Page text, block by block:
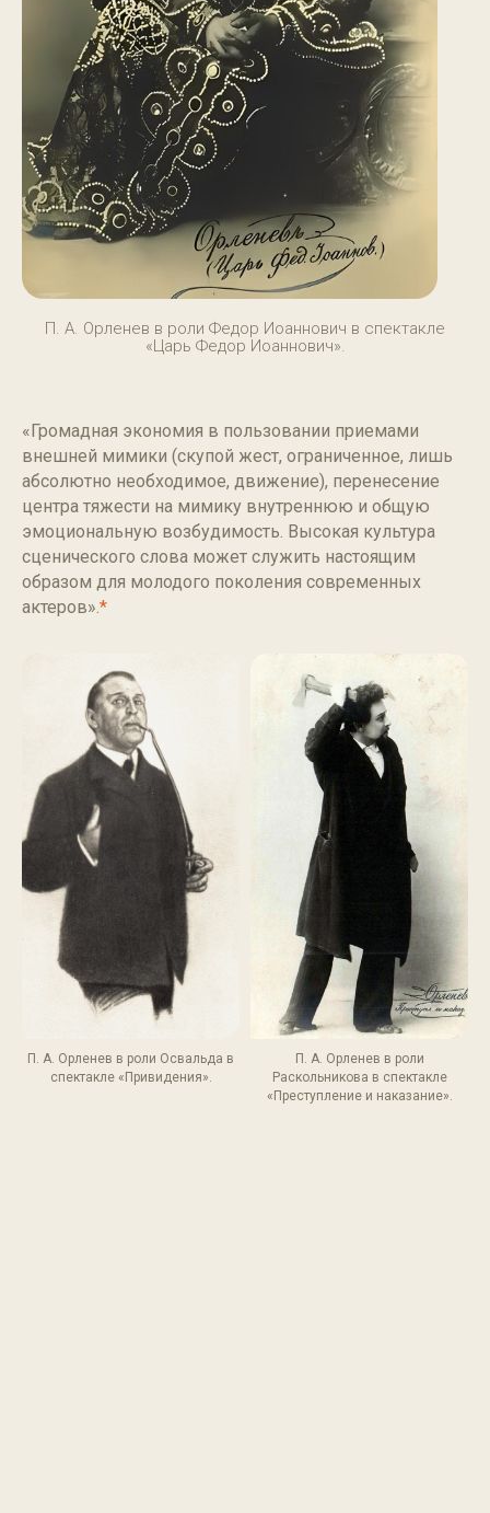
П. А. Орленев в роли Федор Иоаннович в спектакле
«Царь Федор Иоаннович».
«Громадная экономия в пользовании приемами
внешней мимики (скупой жест, ограниченное, лишь
абсолютно необходимое, движение), перенесение
центра тяжести на мимику внутреннюю и общую
эмоциональную возбудимость. Высокая культура
сценического слова может служить настоящим
образом для молодого поколения современных
актеров».*
П. А. Орленев в роли Освальда в
спектакле «Привидения».
П. А. Орленев в роли
Раскольникова в спектакле
«Преступление и наказание».